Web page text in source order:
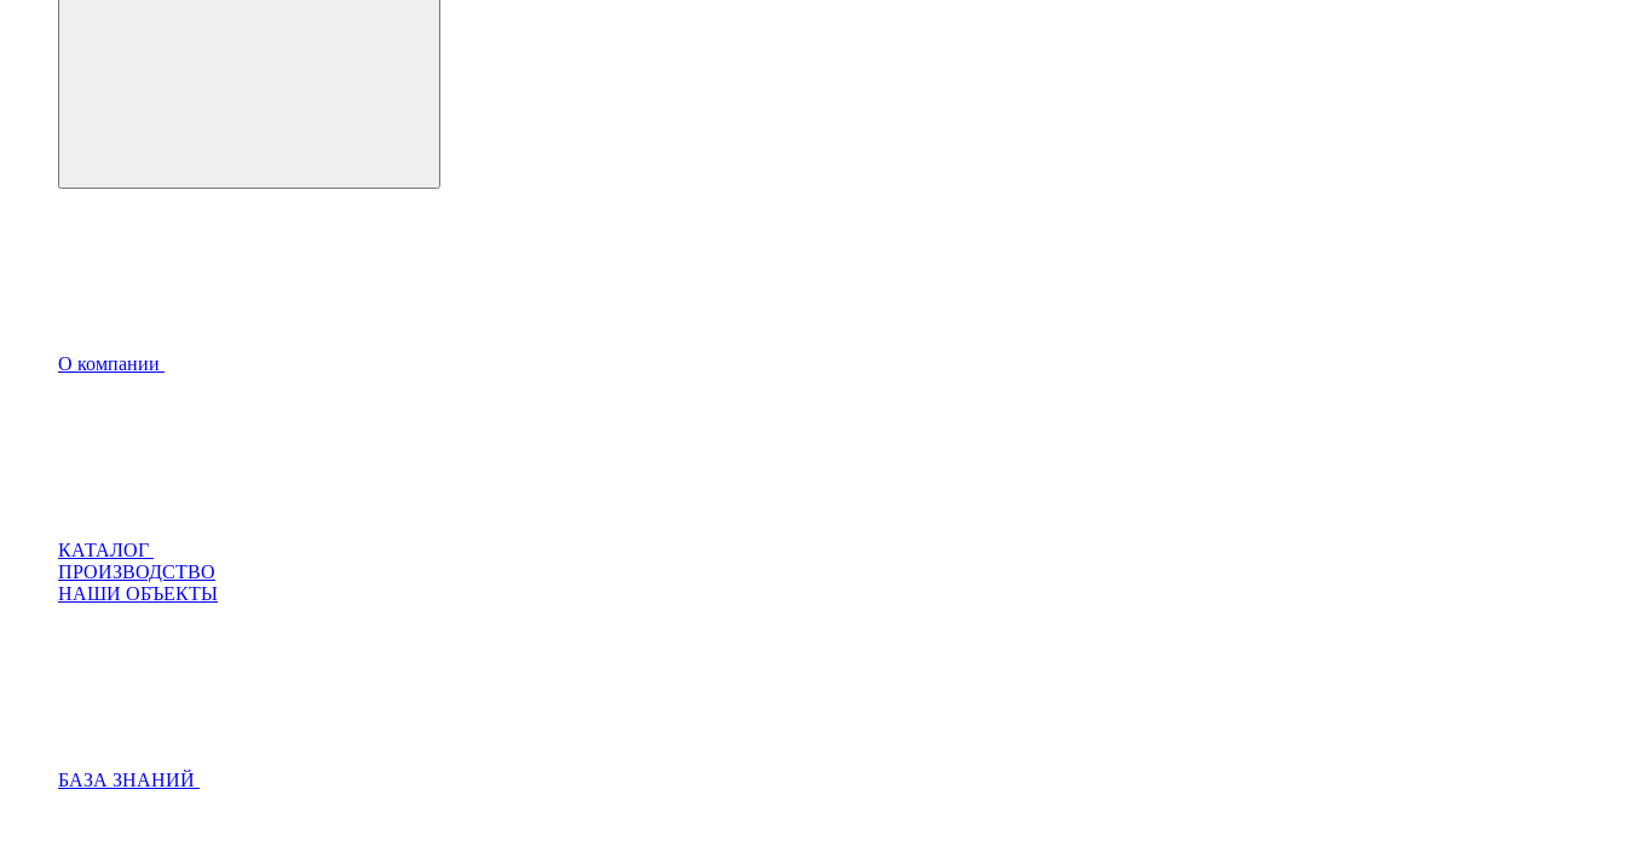
О компании
КАТАЛОГ
ПРОИЗВОДСТВО
НАШИ ОБЪЕКТЫ
БАЗА ЗНАНИЙ